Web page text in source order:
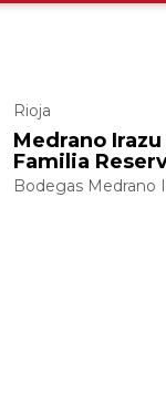
Rioja
Medrano
Familia
Bodegas Medrano